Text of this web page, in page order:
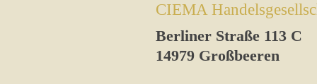
CIEMA
Berliner Straße 113 C
14979 Großbeeren